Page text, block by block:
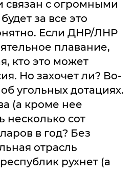
связан с огромными
за все это
Если ДНР/ЛНР
плавание,
кто это может
Но захочет ли? Во-
угольных дотациях.
(а кроме нее
несколько сот
в год? Без
отрасль
рухнет (а